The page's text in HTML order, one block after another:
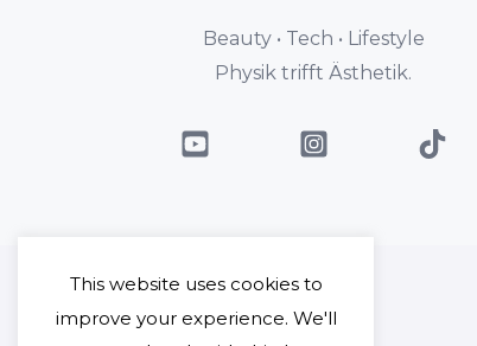
Beauty • Tech • Lifestyle
Physik trifft Ästhetik.
This website uses cookies to
improve your experience. We'll